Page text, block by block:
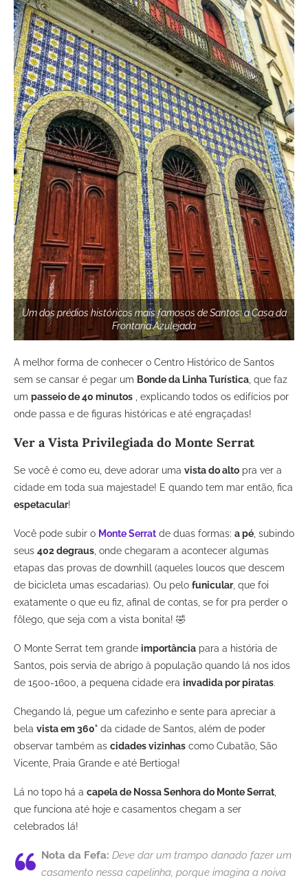
Um dos prédios históricos mais famosos de Santos: a Casa da
Frontaria Azulejada
A melhor forma de conhecer o Centro Histórico de Santos
sem se cansar é pegar um Bonde da Linha Turística, que faz
um passeio de 40 minutos , explicando todos os edifícios por
onde passa e de figuras históricas e até engraçadas!
Ver a Vista Privilegiada do Monte Serrat
Se você é como eu, deve adorar uma vista do alto pra ver a
cidade em toda sua majestade! E quando tem mar então, fica
espetacular!
Você pode subir o Monte Serrat de duas formas: a pé, subindo
seus 402 degraus, onde chegaram a acontecer algumas
etapas das provas de downhill (aqueles loucos que descem
de bicicleta umas escadarias). Ou pelo funicular, que foi
exatamente o que eu fiz, afinal de contas, se for pra perder o
fôlego, que seja com a vista bonita! 🤣
O Monte Serrat tem grande importância para a história de
Santos, pois servia de abrigo à população quando lá nos idos
de 1500-1600, a pequena cidade era invadida por piratas.
Chegando lá, pegue um cafezinho e sente para apreciar a
bela vista em 360° da cidade de Santos, além de poder
observar também as cidades vizinhas como Cubatão, São
Vicente, Praia Grande e até Bertioga!
Lá no topo há a capela de Nossa Senhora do Monte Serrat,
que funciona até hoje e casamentos chegam a ser
celebrados lá!
Nota da Fefa: Deve dar um trampo danado fazer um
casamento nessa capelinha, porque imagina a noiva